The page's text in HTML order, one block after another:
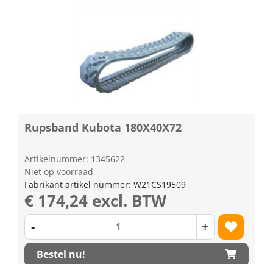
Rupsband Kubota 180X40X72
Artikelnummer: 1345622
Niet op voorraad
Fabrikant artikel nummer: W21CS19509
€ 174,24 excl. BTW
- +
Bestel nu!